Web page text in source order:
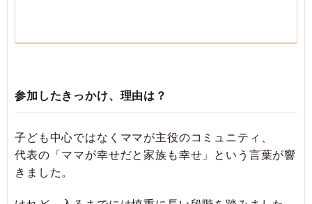
参加したきっかけ、理由は？
子ども中心ではなくママが主役のコミュニティ、
代表の「ママが幸せだと家族も幸せ」という言葉が響
きました。